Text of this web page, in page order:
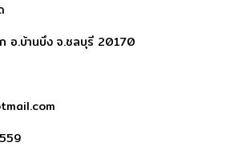
อ.บ้านบึง จ.ชลบุรี 20170